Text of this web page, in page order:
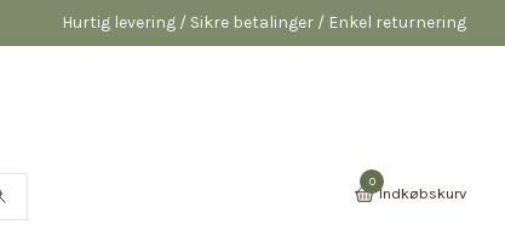
Hurtig levering / Sikre betalinger / Enkel returnering
0
Indkøbskurv